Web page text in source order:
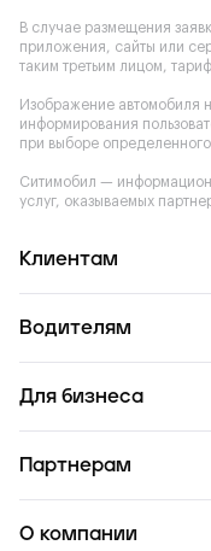
В случае размещения
приложения, сайты или
таким третьим лицом,
Изображение автомобиля
информирования
при выборе
Ситимобил —
услуг, оказываемых
Клиентам
Водителям
Для бизнеса
Партнерам
О компании